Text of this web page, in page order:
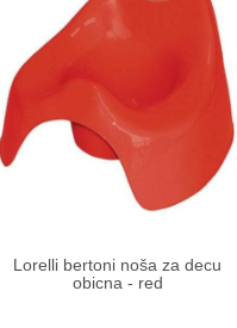
Lorelli bertoni noša za decu
obicna - red